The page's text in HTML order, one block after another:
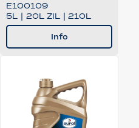
E100109
5L | 20L ZIL | 210L
Info